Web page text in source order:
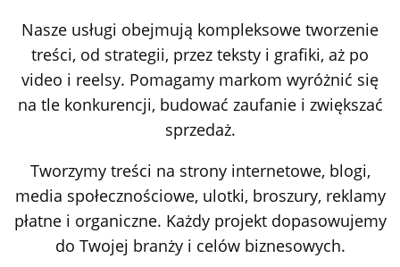
Nasze usługi obejmują kompleksowe tworzenie
treści, od strategii, przez teksty i grafiki, aż po
video i reelsy. Pomagamy markom wyróżnić się
na tle konkurencji, budować zaufanie i zwiększać
sprzedaż.
Tworzymy treści na strony internetowe, blogi,
media społecznościowe, ulotki, broszury, reklamy
płatne i organiczne. Każdy projekt dopasowujemy
do Twojej branży i celów biznesowych.